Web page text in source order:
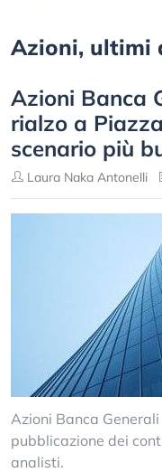
Azioni, ultimi
Azioni Banca
rialzo a
scenario più
Laura Naka Antonelli
Azioni Banca
pubblicazione dei
analisti.